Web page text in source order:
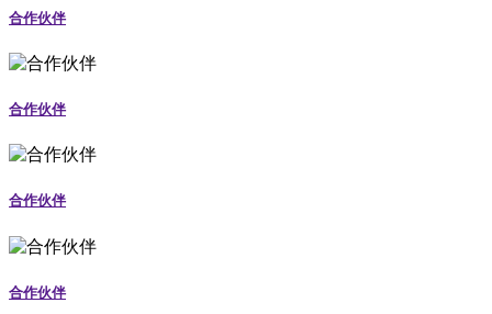
合作伙伴
合作伙伴
合作伙伴
合作伙伴